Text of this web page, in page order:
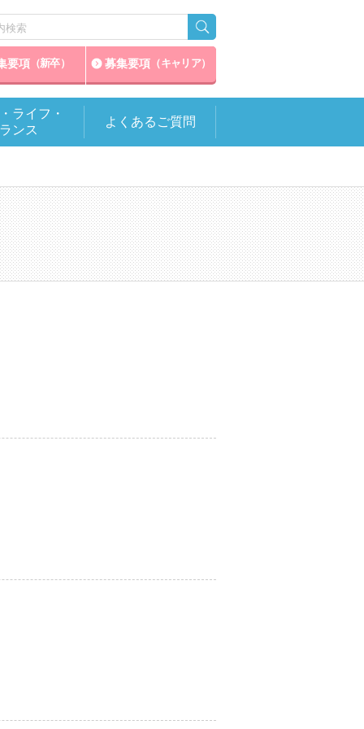
要項（新卒） 募集要項 （キャリア）
ライフ・
ンス
よくあるご質問